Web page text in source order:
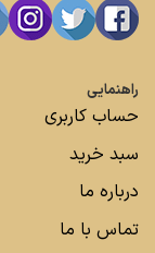
راهنمایی
حساب کاربری
سبد خرید
درباره ما
تماس با ما